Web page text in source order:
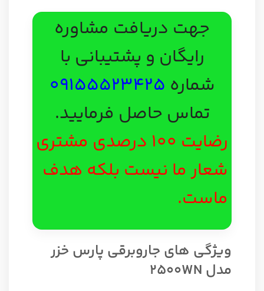
جهت دریافت مشاوره
رایگان و پشتیبانی با
شماره 09155523425
تماس حاصل فرمایید.
رضایت 100 درصدی مشتری
شعار ما نیست بلکه هدف
ماست.
ویژگی های جاروبرقی پارس خزر
مدل 2500WN